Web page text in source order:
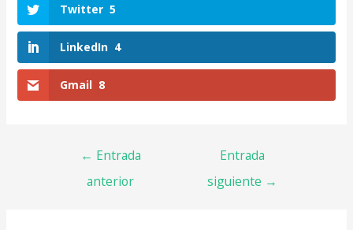
Twitter 5
LinkedIn 4
Gmail 8
← Entrada
anterior
Entrada
siguiente →